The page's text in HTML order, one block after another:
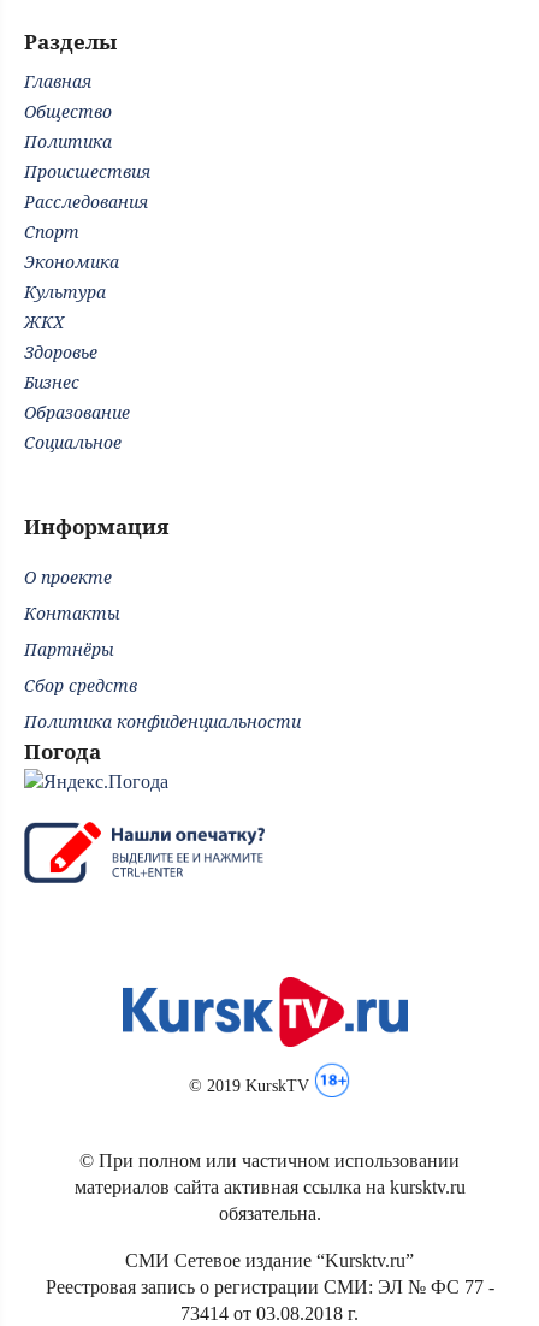
Разделы
Главная
Общество
Политика
Происшествия
Расследования
Спорт
Экономика
Культура
ЖКХ
Здоровье
Бизнес
Образование
Социальное
Информация
О проекте
Контакты
Партнёры
Сбор средств
Политика конфиденциальности
Погода
© 2019 KurskTV
© При полном или частичном использовании
материалов сайта активная ссылка на kursktv.ru
обязательна.
СМИ Сетевое издание “Kursktv.ru”
Реестровая запись о регистрации СМИ: ЭЛ № ФС 77 -
73414 от 03.08.2018 г.